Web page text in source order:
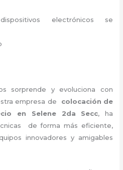
electrónicos se
sorprende y evoluciona con
empresa de colocación de
en Selene 2da Secc, ha
de forma más eficiente,
innovadores y amigables